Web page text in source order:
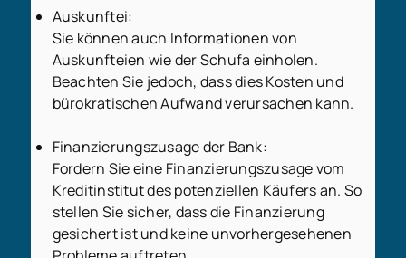
Auskunftei:
Sie können auch Informationen von
Auskunfteien wie der Schufa einholen.
Beachten Sie jedoch, dass dies Kosten und
bürokratischen Aufwand verursachen kann.
Finanzierungszusage der Bank:
Fordern Sie eine Finanzierungszusage vom
Kreditinstitut des potenziellen Käufers an. So
stellen Sie sicher, dass die Finanzierung
gesichert ist und keine unvorhergesehenen